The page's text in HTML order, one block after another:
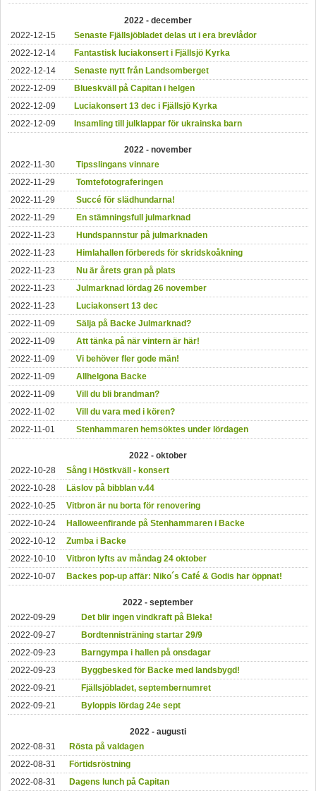
2022 - december
2022-12-15
Senaste Fjällsjöbladet delas ut i era brevlådor
2022-12-14
Fantastisk luciakonsert i Fjällsjö Kyrka
2022-12-14
Senaste nytt från Landsomberget
2022-12-09
Blueskväll på Capitan i helgen
2022-12-09
Luciakonsert 13 dec i Fjällsjö Kyrka
2022-12-09
Insamling till julklappar för ukrainska barn
2022 - november
2022-11-30
Tipsslingans vinnare
2022-11-29
Tomtefotograferingen
2022-11-29
Succé för slädhundarna!
2022-11-29
En stämningsfull julmarknad
2022-11-23
Hundspannstur på julmarknaden
2022-11-23
Himlahallen förbereds för skridskoåkning
2022-11-23
Nu är årets gran på plats
2022-11-23
Julmarknad lördag 26 november
2022-11-23
Luciakonsert 13 dec
2022-11-09
Sälja på Backe Julmarknad?
2022-11-09
Att tänka på när vintern är här!
2022-11-09
Vi behöver fler gode män!
2022-11-09
Allhelgona Backe
2022-11-09
Vill du bli brandman?
2022-11-02
Vill du vara med i kören?
2022-11-01
Stenhammaren hemsöktes under lördagen
2022 - oktober
2022-10-28
Sång i Höstkväll - konsert
2022-10-28
Läslov på bibblan v.44
2022-10-25
Vitbron är nu borta för renovering
2022-10-24
Halloweenfirande på Stenhammaren i Backe
2022-10-12
Zumba i Backe
2022-10-10
Vitbron lyfts av måndag 24 oktober
2022-10-07
Backes pop-up affär: Niko´s Café & Godis har öppnat!
2022 - september
2022-09-29
Det blir ingen vindkraft på Bleka!
2022-09-27
Bordtennisträning startar 29/9
2022-09-23
Barngympa i hallen på onsdagar
2022-09-23
Byggbesked för Backe med landsbygd!
2022-09-21
Fjällsjöbladet, septembernumret
2022-09-21
Byloppis lördag 24e sept
2022 - augusti
2022-08-31
Rösta på valdagen
2022-08-31
Förtidsröstning
2022-08-31
Dagens lunch på Capitan